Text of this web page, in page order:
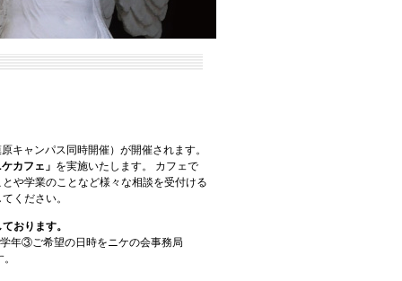
ャンパス同時開催）が開催されます。
カフェ」 を実施いたします。 カフェで
や学業のことなど様々な相談を受付ける
ください。
おります。
年③ご希望の日時をニケの会事務局